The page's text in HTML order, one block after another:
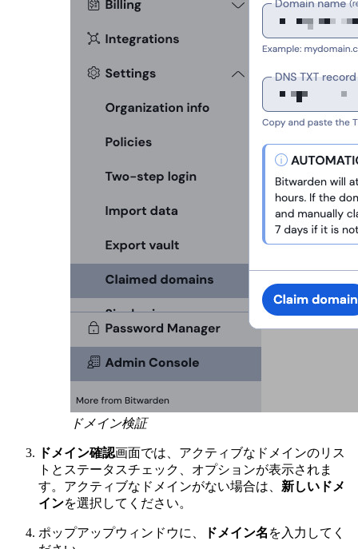
ドメイン検証
ドメイン確認画面では、アクティブなドメインのリス
トとステータスチェック、オプションが表示されま
す。アクティブなドメインがない場合は、 新しいドメ
インを選択してください。
ポップアップウィンドウに、 ドメイン名 を入力してく